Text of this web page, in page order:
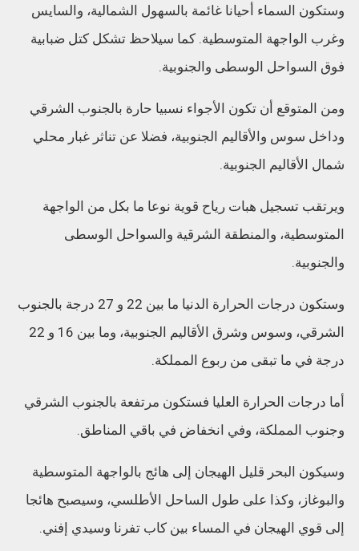
وستكون السماء أحيانا غائمة بالسهول الشمالية، والسايس
وغرب الواجهة المتوسطية. كما سيلاحظ تشكل كتل ضبابية
فوق السواحل الوسطى والجنوبية.
ومن المتوقع أن تكون الأجواء نسبيا حارة بالجنوب الشرقي
وداخل سوس والأقاليم الجنوبية، فضلا عن تناثر غبار محلي
شمال الأقاليم الجنوبية.
ويرتقب تسجيل هبات رياح قوية نوعا ما بكل من الواجهة
المتوسطية، والمنطقة الشرقية والسواحل الوسطى
والجنوبية.
وستكون درجات الحرارة الدنيا ما بين 22 و 27 درجة بالجنوب
الشرقي، وسوس وشرق الأقاليم الجنوبية، وما بين 16 و 22
درجة في ما تبقى من ربوع المملكة.
أما درجات الحرارة العليا فستكون مرتفعة بالجنوب الشرقي
وجنوب المملكة، وفي انخفاض في باقي المناطق.
وسيكون البحر قليل الهيجان إلى هائج بالواجهة المتوسطية
والبوغاز، وكذا على طول الساحل الأطلسي، وسيصبح هائجا
إلى قوي الهيجان في المساء بين كاب تفرنا وسيدي إفني.